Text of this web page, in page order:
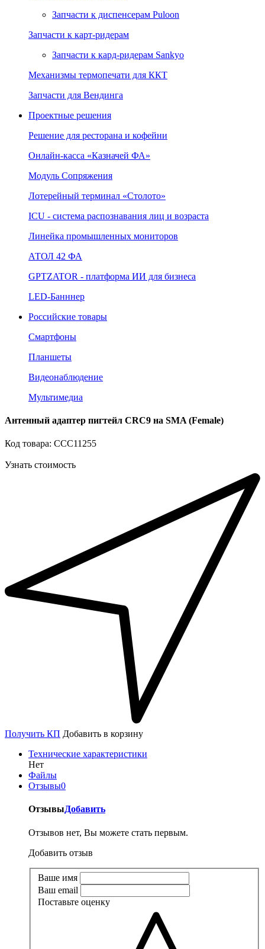
Запчасти к диспенсерам Puloon
Запчасти к карт-ридерам
Запчасти к кард-ридерам Sankyo
Механизмы термопечати для ККТ
Запчасти для Вендинга
Проектные решения
Решение для ресторана и кофейни
Онлайн‑касса «Казначей ФА»
Модуль Сопряжения
Лотерейный терминал «Столото»
ICU - система распознавания лиц и возраста
Линейка промышленных мониторов
АТОЛ 42 ФА
GPTZATOR - платформа ИИ для бизнеса
LED-Банннер
Российские товары
Смартфоны
Планшеты
Видеонаблюдение
Мультимедиа
Антенный адаптер пигтейл СRC9 на SMA (Female)
Код товара: ССС11255
Узнать стоимость
Получить КП Добавить в корзину
Технические характеристики
Нет
Файлы
Отзывы0
ОтзывыДобавить
Отзывов нет, Вы можете стать первым.
Добавить отзыв
Ваше имя
Ваш email
Поставьте оценку